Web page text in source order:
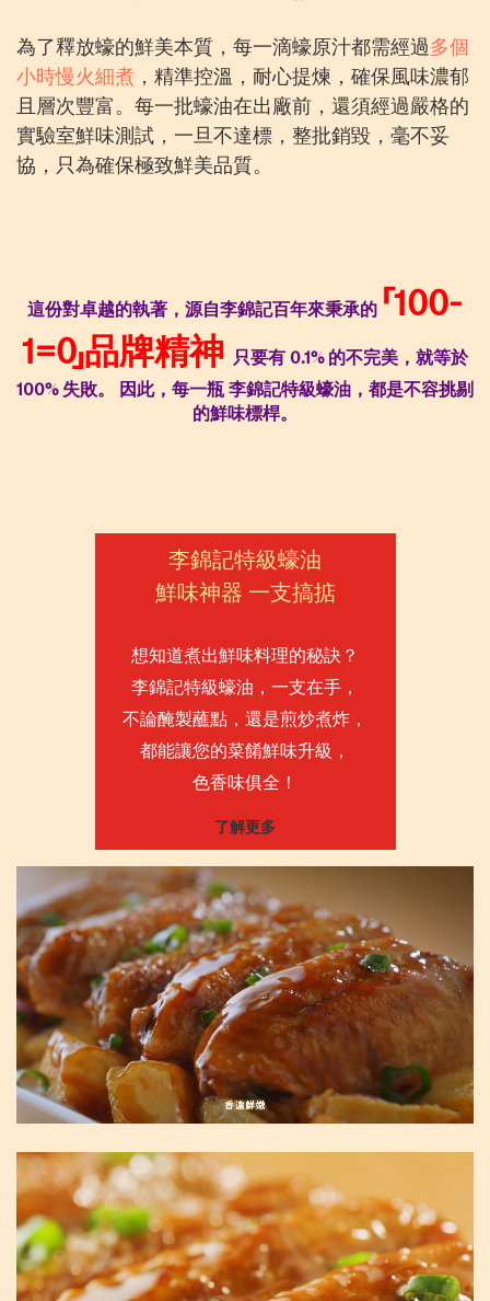
為了釋放蠔的鮮美本質，每一滴蠔原汁都需經過多個
小時慢火細煮 ，精準控溫，耐心提煉，確保風味濃郁
且層次豐富。每一批蠔油在出廠前，還須經過嚴格的
實驗室鮮味測試，一旦不達標，整批銷毀，毫不妥
協，只為確保極致鮮美品質。
這份對卓越的執著，源自李錦記百年來秉承的 「100-
1=0」品牌精神
只要有 0.1% 的不完美，就等於
100% 失敗。
因此，每一瓶 李錦記特級蠔油，都是不容挑剔
的鮮味標桿。
李錦記特級蠔油
鮮味神器 一支搞掂
想知道煮出鮮味料理的秘訣？
李錦記特級蠔油，一支在手，
不論醃製蘸點，還是煎炒煮炸，
都能讓您的菜餚鮮味升級，
色香味俱全！
了解更多